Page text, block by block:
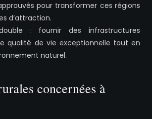
pour transformer ces régions
d’attraction.
: fournir des infrastructures
qualité de vie exceptionnelle tout en
naturel.
concernées à